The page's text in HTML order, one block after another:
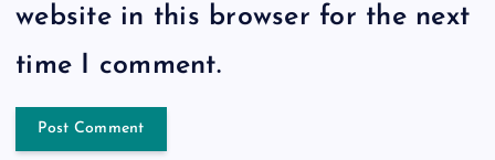
website in this browser for the next
time I comment.